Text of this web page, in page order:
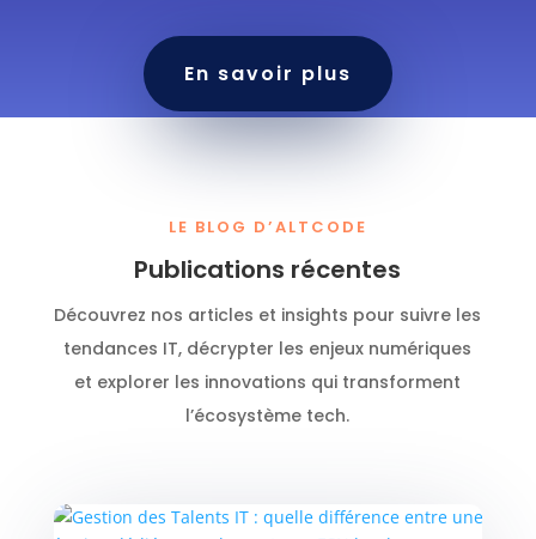
En savoir plus
LE BLOG D’ALTCODE
Publications récentes
Découvrez nos articles et insights pour suivre les
tendances IT, décrypter les enjeux numériques
et explorer les innovations qui transforment
l’écosystème tech.